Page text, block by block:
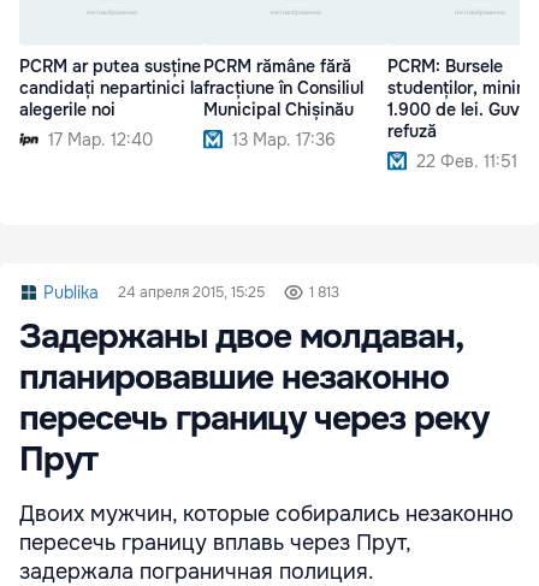
PCRM ar putea susține
candidați nepartinici la
alegerile noi
17 Мар. 12:40
PCRM rămâne fără
fracțiune în Consiliul
Municipal Chișinău
13 Мар. 17:36
PCRM: Bursele
studenților,
1.900 de lei.
refuză
22 Фев. 11:51
Publika 24 апреля 2015, 15:25 1 813
Задержаны двое молдаван,
планировавшие незаконно
пересечь границу через реку
Прут
Двоих мужчин, которые собирались незаконно
пересечь границу вплавь через Прут,
задержала пограничная полиция.